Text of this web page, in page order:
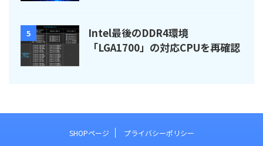
5
Intel最後のDDR4環境
「LGA1700」の対応CPUを再確認
SHOPページ プライバシーポリシー